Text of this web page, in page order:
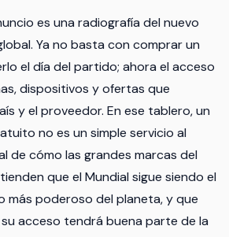
es una radiografía del nuevo
Ya no basta con comprar un
el día del partido; ahora el acceso
dispositivos y ofertas que
y el proveedor. En ese tablero, un
no es un simple servicio al
de cómo las grandes marcas del
que el Mundial sigue siendo el
poderoso del planeta, y que
acceso tendrá buena parte de la